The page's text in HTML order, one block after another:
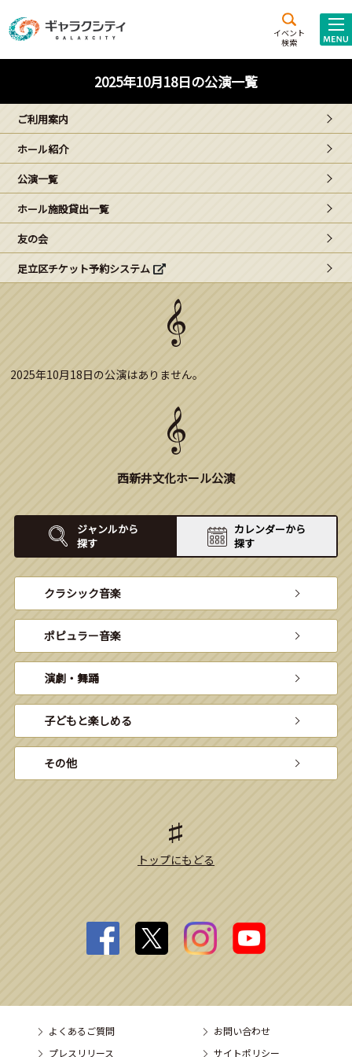
イベント
検索
施設案内
西新井
文化ホール
ギャラクシティとは
こどもみーてぃんぐ
Gがくえん
ブランドからのお知らせ
2025年10月18日の公演一覧
ご利用案内
ホール紹介
公演一覧
ホール施設貸出一覧
友の会
足立区チケット予約システム
2025年10月18日の公演はありません。
西新井文化ホール公演
ジャンルから
探す
カレンダーから
探す
クラシック音楽
ポピュラー音楽
演劇・舞踊
子どもと楽しめる
その他
トップにもどる
よくあるご質問
お問い合わせ
プレスリリース
サイトポリシー